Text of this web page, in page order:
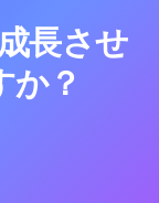
長させ
か？